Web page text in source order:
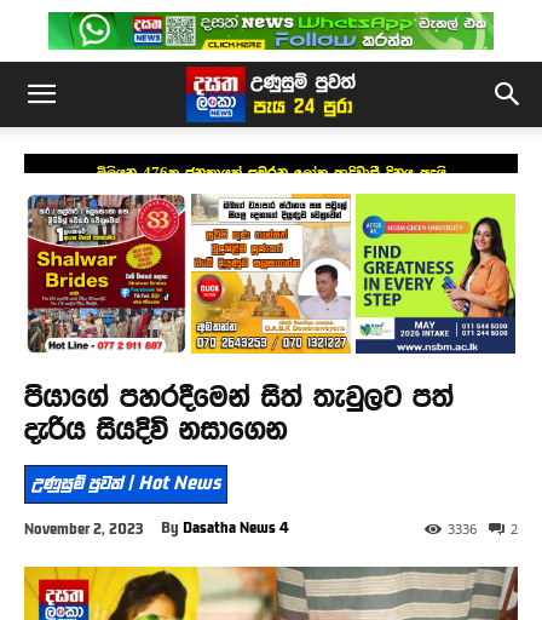
මිලියන 476ක ජනකායක් සමරන ලෝක ආදිවාසී දිනය අදයි
පියාගේ පහරදීමෙන් සිත් තැවුලට පත්
දැරිය සියදිවි නසාගෙන
උණුසුම් පුවත් | Hot News
November 2, 2023 By Dasatha News 4 2
3336